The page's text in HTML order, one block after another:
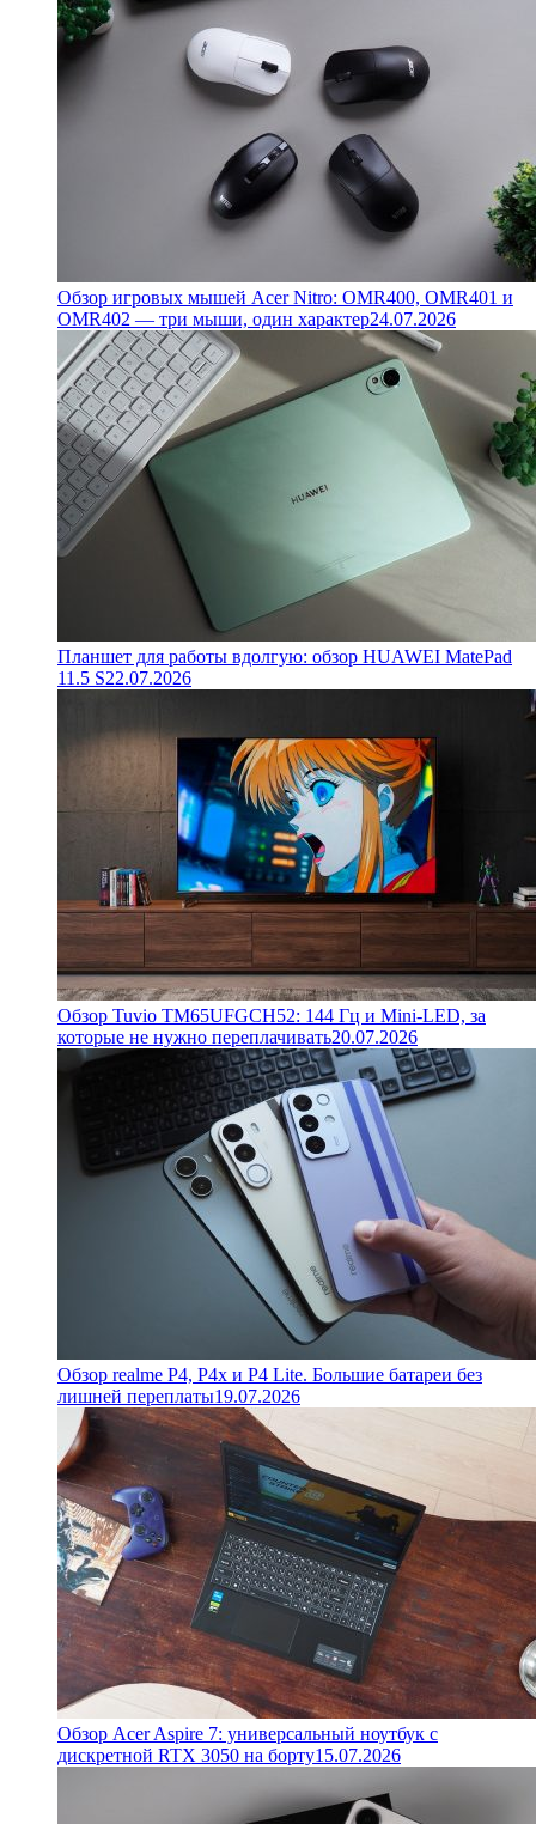
Обзор игровых мышей Acer Nitro: OMR400, OMR401 и
OMR402 — три мыши, один характер24.07.2026
Планшет для работы вдолгую: обзор HUAWEI MatePad
11.5 S22.07.2026
Обзор Tuvio TM65UFGCH52: 144 Гц и Mini-LED, за
которые не нужно переплачивать20.07.2026
Обзор realme P4, P4x и P4 Lite. Большие батареи без
лишней переплаты19.07.2026
Обзор Acer Aspire 7: универсальный ноутбук с
дискретной RTX 3050 на борту15.07.2026